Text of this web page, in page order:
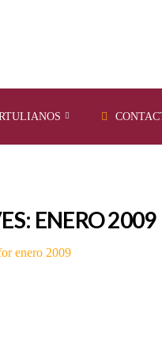
ENERO 2009
enero 2009